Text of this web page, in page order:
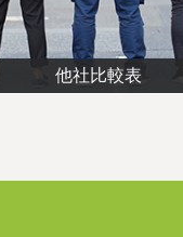
他社比較表